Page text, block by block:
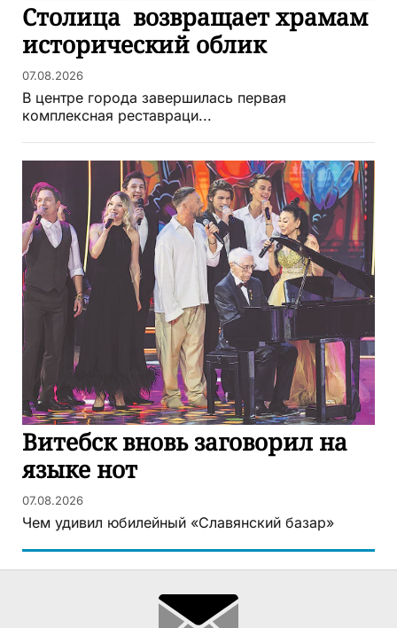
Столица возвращает храмам
исторический облик
07.08.2026
В центре города завершилась первая
комплексная реставраци...
Витебск вновь заговорил на
языке нот
07.08.2026
Чем удивил юбилейный «Славянский базар»